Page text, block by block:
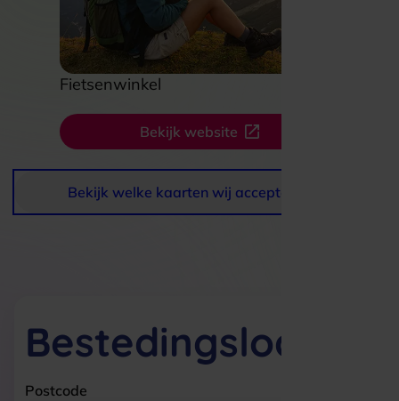
Fietsenwinkel
Bekijk website
Bekijk welke kaarten wij accepteren
Bestedingslocaties
Postcode